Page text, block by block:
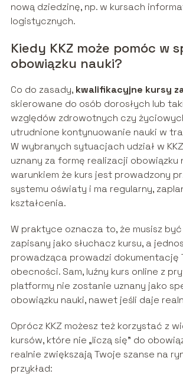
nową dziedzinę, np. w kursach
logistycznych.
Kiedy KKZ może pomóc w
obowiązku nauki?
Co do zasady, kwalifikacyjne kursy
skierowane do osób dorosłych lub
względów zdrowotnych czy
utrudnione kontynuowanie nauki w
W wybranych sytuacjach udział w
uznany za formę realizacji obowiązku
warunkiem że kurs jest prowadzony
systemu oświaty i ma regularny,
kształcenia.
W praktyce oznacza to, że musisz
zapisany jako słuchacz kursu, a
prowadząca prowadzi dokumentację
obecności. Sam, luźny kurs online z
platformy nie zostanie uznany jako
obowiązku nauki, nawet jeśli daje
Oprócz KKZ możesz też korzystać z
kursów, które nie „liczą się” do
realnie zwiększają Twoje szanse na
przykład: